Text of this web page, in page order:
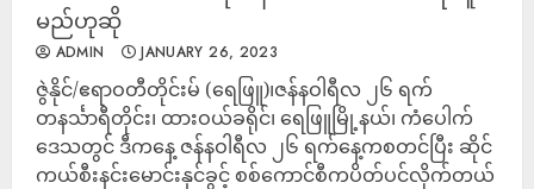
မည်ဟုဆို
ADMIN JANUARY 26, 2023
ဇွဲနိုင်/ဧရာဝတီတိုင်းမ် (ရေဖြူ)၊ဇန်နဝါရီလ ၂၆ ရက်
တနင်္သာရီတိုင်း၊ ထားဝယ်ခရိုင်၊ ရေဖြူမြို့နယ်၊ ကံပေါက်
ဒေသတွင် ဒီကနေ့ ဇန်နဝါရီလ ၂၆ ရက်နေ့ကစတင်ပြီး ဆိုင်
ကယ်စီးနင်းမောင်းနှင်ခွင့် စစ်ကောင်စီကပိတ်ပင်လိုက်တယ်